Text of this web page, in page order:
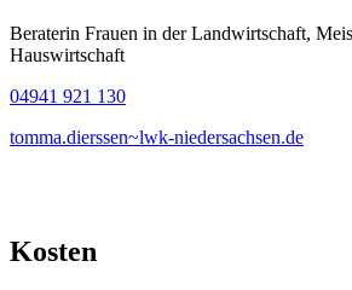
Beraterin Frauen in der Landwirtschaft,
Hauswirtschaft
04941 921 130
tomma.dierssen~lwk-niedersachsen.de
Kosten